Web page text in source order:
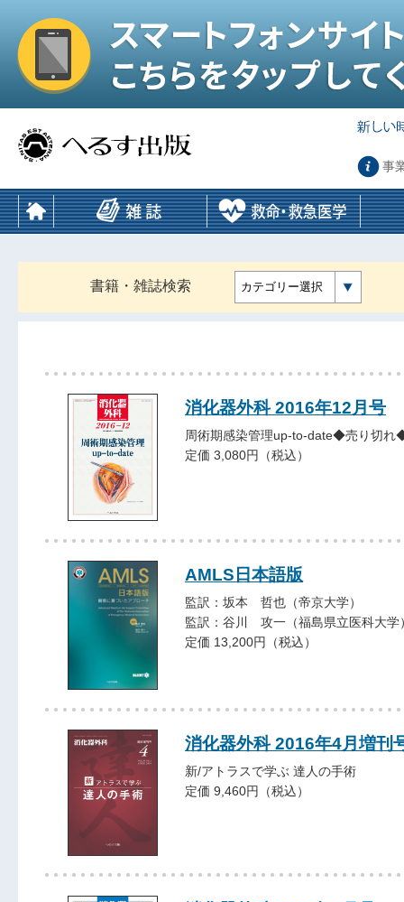
事
書籍・雑誌検索 カテゴリー選択
消化器外科 2016年12月号
周術期感染管理up-to-date◆売り切れ
定価 3,080円（税込）
AMLS日本語版
監訳：坂本 哲也（帝京大学）
監訳：谷川 攻一（福島県立医科大学
定価 13,200円（税込）
消化器外科 2016年4月増刊
新/アトラスで学ぶ 達人の手術
定価 9,460円（税込）